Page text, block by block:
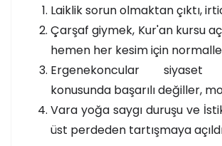
Laiklik sorun olmaktan çıktı,
Çarşaf giymek, Kur'an kursu
hemen her kesim için
Ergenekoncular
konusunda başarılı değiller,
Vara yoğa saygı duruşu ve
üst perdeden tartışmaya